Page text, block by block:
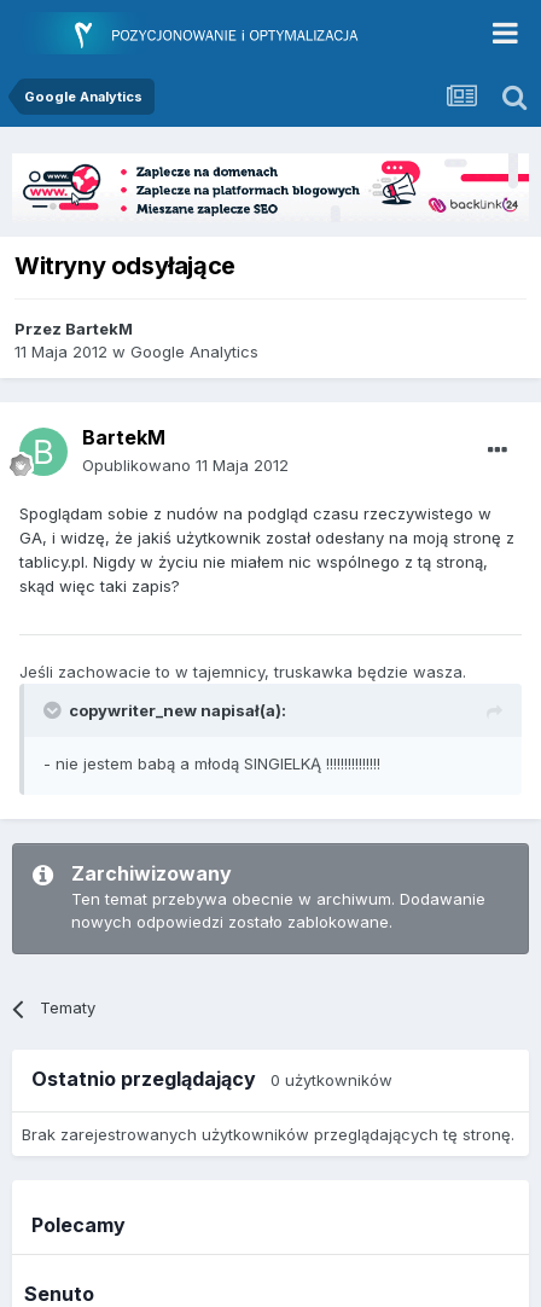
Google Analytics
Witryny odsyłające
Przez BartekM
11 Maja 2012 w Google Analytics
BartekM
Opublikowano 11 Maja 2012
Spoglądam sobie z nudów na podgląd czasu rzeczywistego w
GA, i widzę, że jakiś użytkownik został odesłany na moją stronę z
tablicy.pl. Nigdy w życiu nie miałem nic wspólnego z tą stroną,
skąd więc taki zapis?
Jeśli zachowacie to w tajemnicy, truskawka będzie wasza.
copywriter_new napisał(a):
- nie jestem babą a młodą SINGIELKĄ !!!!!!!!!!!!!!!
Zarchiwizowany
Ten temat przebywa obecnie w archiwum. Dodawanie
nowych odpowiedzi zostało zablokowane.
Tematy
Ostatnio przeglądający 0 użytkowników
Brak zarejestrowanych użytkowników przeglądających tę stronę.
Polecamy
Senuto